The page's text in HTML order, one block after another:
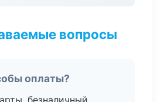
вопросы
оплаты?
безналичный